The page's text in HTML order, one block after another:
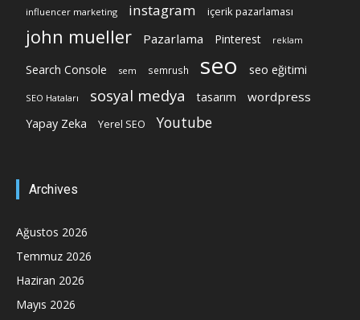
influencer marketing instagram içerik pazarlaması
john mueller Pazarlama Pinterest reklam
Search Console sem semrush seo seo eğitimi
SEO Hataları sosyal medya tasarım wordpress
Yapay Zeka Yerel SEO Youtube
Archives
Ağustos 2026
Temmuz 2026
Haziran 2026
Mayıs 2026